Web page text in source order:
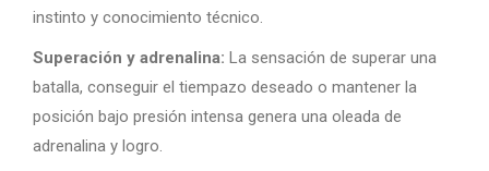
instinto y conocimiento técnico.
Superación y adrenalina: La sensación de superar una
batalla, conseguir el tiempazo deseado o mantener la
posición bajo presión intensa genera una oleada de
adrenalina y logro.